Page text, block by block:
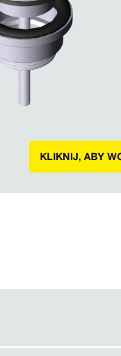
KLIKNIJ, ABY